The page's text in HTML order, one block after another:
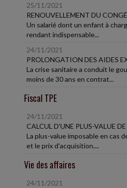
25/11/2021
RENOUVELLEMENT DU
Un salarié dont un enfant à
rendant indispensable...
24/11/2021
PROLONGATION DES AIDES
La crise sanitaire a conduit le
moins de 30 ans en contrat...
Fiscal TPE
24/11/2021
CALCUL D'UNE PLUS-VALUE
La plus-value imposable en cas
et le prix d'acquisition....
Vie des affaires
24/11/2021